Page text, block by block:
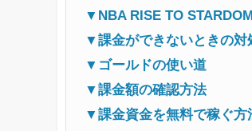
▼NBA RISE TO
▼課金ができないときの対
▼ゴールドの使い道
▼課金額の確認方法
▼課金資金を無料で稼ぐ方